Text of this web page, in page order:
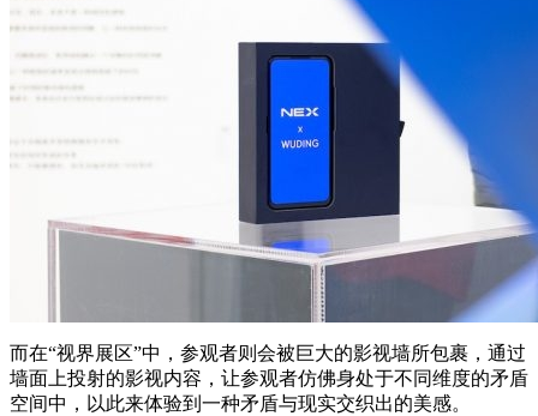
而在“视界展区”中，参观者则会被巨大的影视墙所包裹，通过
墙面上投射的影视内容，让参观者仿佛身处于不同维度的矛盾
空间中，以此来体验到一种矛盾与现实交织出的美感。